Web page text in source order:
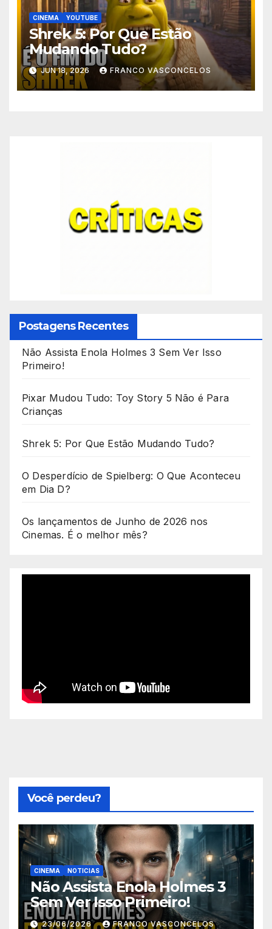
CINEMA YOUTUBE
Shrek 5: Por Que Estão
Mudando Tudo?
JUN 18, 2026 FRANCO VASCONCELOS
Postagens Recentes
Não Assista Enola Holmes 3 Sem Ver Isso
Primeiro!
Pixar Mudou Tudo: Toy Story 5 Não é Para
Crianças
Shrek 5: Por Que Estão Mudando Tudo?
O Desperdício de Spielberg: O Que Aconteceu
em Dia D?
Os lançamentos de Junho de 2026 nos
Cinemas. É o melhor mês?
Você perdeu?
CINEMA NOTICIAS
Não Assista Enola Holmes 3
Sem Ver Isso Primeiro!
23/06/2026 FRANCO VASCONCELOS